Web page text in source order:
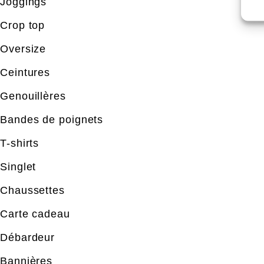
Crop top
Oversize
Ceintures
Genouillères
Bandes de poignets
T-shirts
Singlet
Chaussettes
Carte cadeau
Débardeur
Bannières